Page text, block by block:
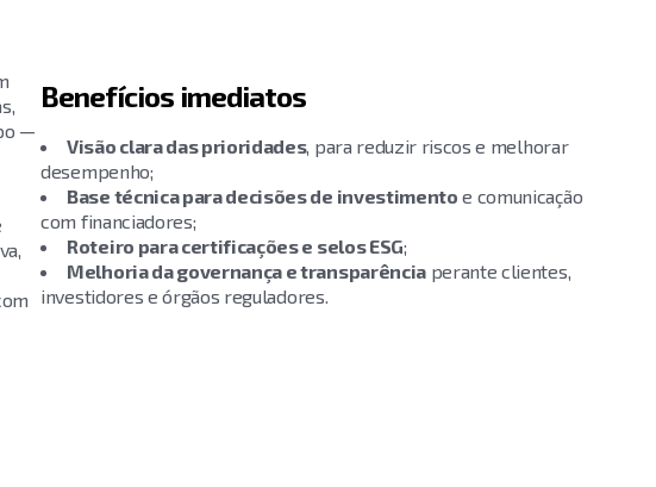
—
Benefícios imediatos
Visão clara das prioridades, para reduzir riscos e melhorar
desempenho;
Base técnica para decisões de investimento e comunicação
com financiadores;
Roteiro para certificações e selos ESG;
Melhoria da governança e transparênciaperante clientes,
investidores e órgãos reguladores.